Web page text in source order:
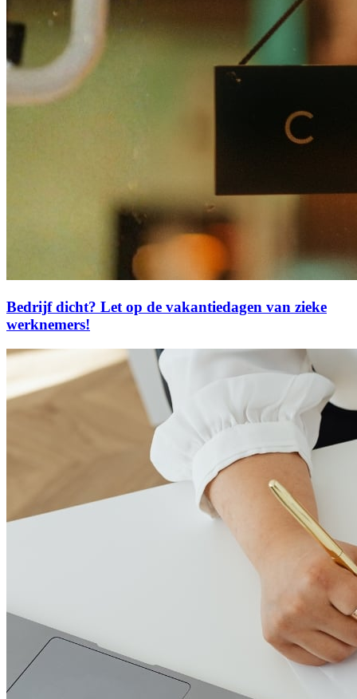
Bedrijf dicht? Let op de vakantiedagen van zieke
werknemers!